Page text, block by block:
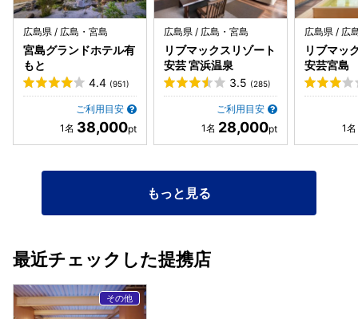
広島県 / 広島・宮島
宮島グランドホテル有
もと
4.4 (951)
ご利用目安
38,000
広島県 / 広島・宮島
リブマックスリゾート
安芸 宮浜温泉
3.5 (285)
ご利用目安
28,000
広島県 / 広
リブマッ
安芸宮島
もっと見る
最近チェックした提携店